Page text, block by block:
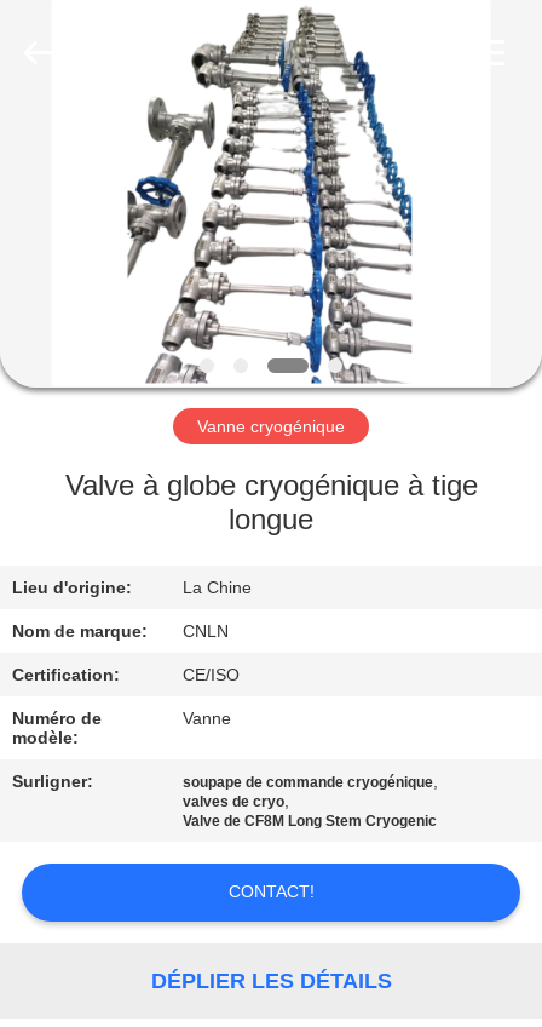
PRODUITS
VIDÉOS
AU
SUJET
NOUS
D'USINE
CONTRÔLE
DE
QUALITÉ
CONTACTEZ-
NOUS
Vanne cryogénique
Valve à globe cryogénique à tige
longue
Lieu d'origine: La Chine
Nom de marque: CNLN
Certification: CE/ISO
Numéro de
modèle:
Vanne
Surligner: soupape de commande cryogénique,
valves de cryo,
Valve de CF8M Long Stem Cryogenic
CONTACT!
DÉPLIER LES DÉTAILS